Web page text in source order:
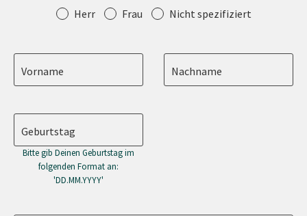
Anrede Herr Frau Nicht spezifiziert
Vorname Nachname
Geburtstag
Bitte gib Deinen Geburtstag im
folgenden Format an:
'DD.MM.YYYY'